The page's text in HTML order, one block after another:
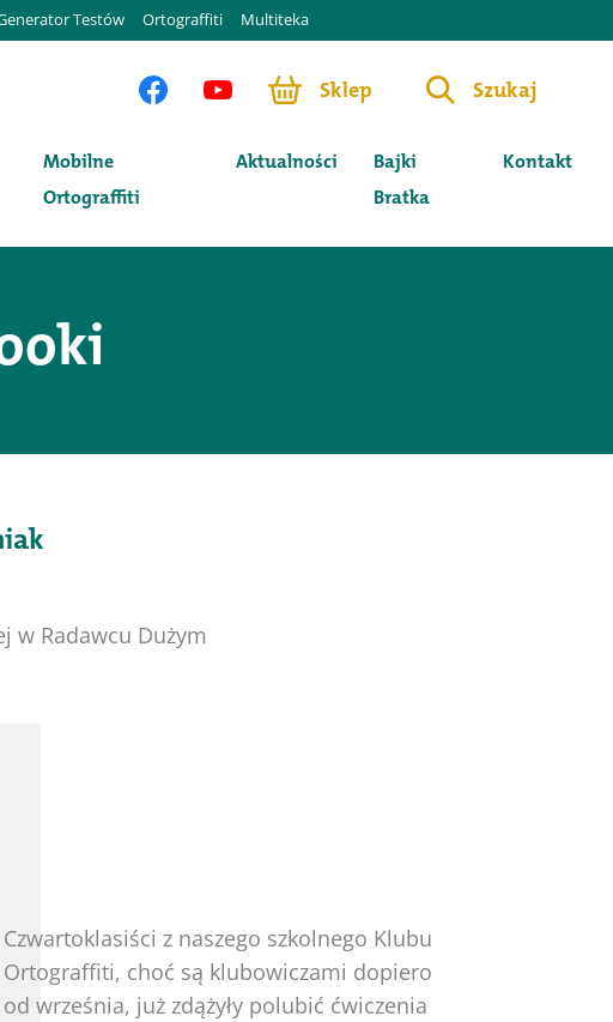
Testów Ortograffiti Multiteka
Sklep Szukaj
Mobilne
Ortograffiti
Aktualności
Bajki
Bratka
Kontakt
w Radawcu Dużym
Czwartoklasiści z naszego szkolnego Klubu
Ortograffiti, choć są klubowiczami dopiero
od września, już zdążyły polubić ćwiczenia